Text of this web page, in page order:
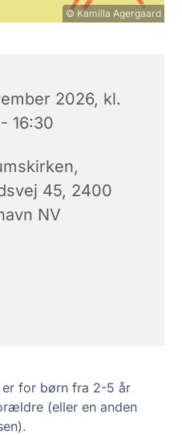
© Kamilla Agergaard
2026, kl.
16:30
45, 2400
NV
for børn fra 2-5 år
(eller en anden